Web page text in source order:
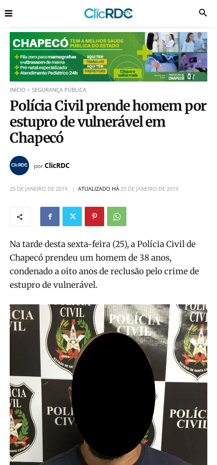
INÍCIO SEGURANÇA PÚBLICA
Polícia Civil prende homem por
estupro de vulnerável em
Chapecó
porClicRDC
25 DE JANEIRO DE 2019 ATUALIZADO HÁ 25 DE JANEIRO DE 2019
Na tarde desta sexta-feira (25), a Polícia Civil de
Chapecó prendeu um homem de 38 anos,
condenado a oito anos de reclusão pelo crime de
estupro de vulnerável.